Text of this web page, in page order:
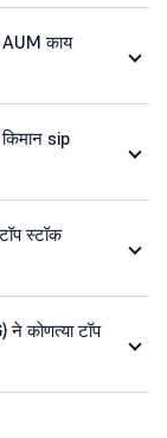
काय
sip
स्टॉक
कोणत्या टॉप